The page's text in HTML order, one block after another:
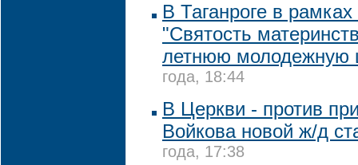
В Таганроге в
"Святость
летнюю молодежную
года, 18:44
В Церкви - против
Войкова новой ж/д
года, 17:38